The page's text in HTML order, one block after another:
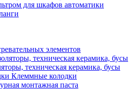
для шкафов автоматики
элементов
техническая керамика, бусы
Клеммные колодки